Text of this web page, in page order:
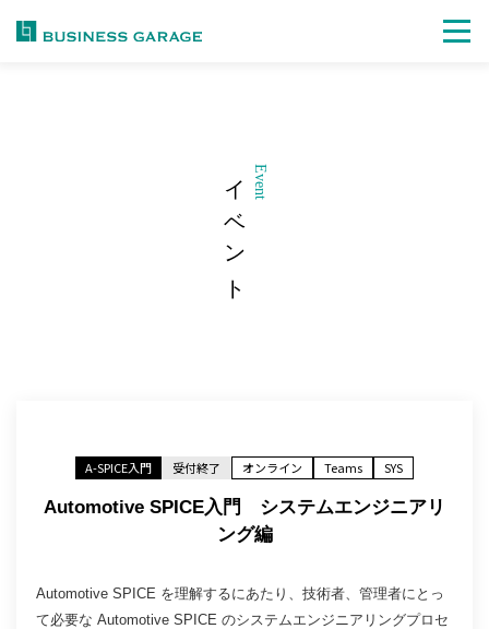
Event
イベント
A-SPICE入門 受付終了 オンライン Teams SYS
Automotive SPICE入門 システムエンジニアリ
ング編
Automotive SPICE を理解するにあたり、技術者、管理者にとっ
て必要な Automotive SPICE のシステムエンジニアリングプロセ